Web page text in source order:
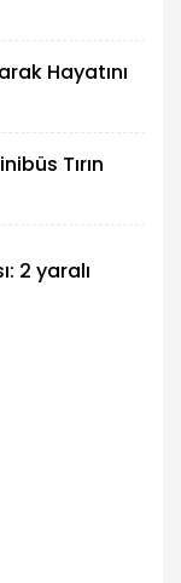
Hayatını
Tırın
2 yaralı